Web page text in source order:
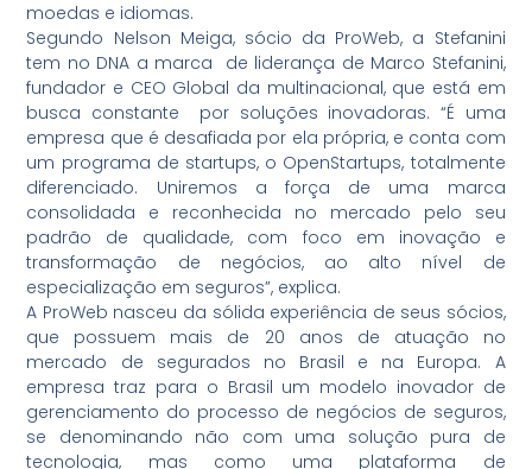
moedas e idiomas.
Segundo Nelson Meiga, sócio da ProWeb, a Stefanini
tem no DNA a marca de liderança de Marco Stefanini,
fundador e CEO Global da multinacional, que está em
busca constante por soluções inovadoras. “É uma
empresa que é desafiada por ela própria, e conta com
um programa de startups, o OpenStartups, totalmente
diferenciado. Uniremos a força de uma marca
consolidada e reconhecida no mercado pelo seu
padrão de qualidade, com foco em inovação e
transformação de negócios, ao alto nível de
especialização em seguros”, explica.
A ProWeb nasceu da sólida experiência de seus sócios,
que possuem mais de 20 anos de atuação no
mercado de segurados no Brasil e na Europa. A
empresa traz para o Brasil um modelo inovador de
gerenciamento do processo de negócios de seguros,
se denominando não com uma solução pura de
tecnologia, mas como uma plataforma de